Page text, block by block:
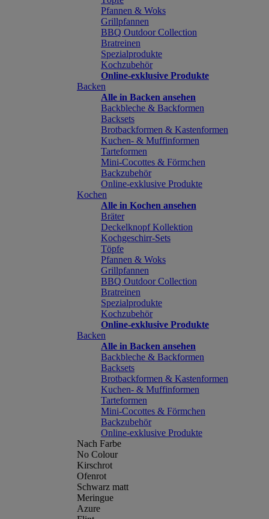
Pfannen & Woks
Grillpfannen
BBQ Outdoor Collection
Bratreinen
Spezialprodukte
Kochzubehör
Online-exklusive Produkte
Backen
Alle in Backen ansehen
Backbleche & Backformen
Backsets
Brotbackformen & Kastenformen
Kuchen- & Muffinformen
Tarteformen
Mini-Cocottes & Förmchen
Backzubehör
Online-exklusive Produkte
Kochen
Alle in Kochen ansehen
Bräter
Deckelknopf Kollektion
Kochgeschirr-Sets
Töpfe
Pfannen & Woks
Grillpfannen
BBQ Outdoor Collection
Bratreinen
Spezialprodukte
Kochzubehör
Online-exklusive Produkte
Backen
Alle in Backen ansehen
Backbleche & Backformen
Backsets
Brotbackformen & Kastenformen
Kuchen- & Muffinformen
Tarteformen
Mini-Cocottes & Förmchen
Backzubehör
Online-exklusive Produkte
Nach Farbe
No Colour
Kirschrot
Ofenrot
Schwarz matt
Meringue
Azure